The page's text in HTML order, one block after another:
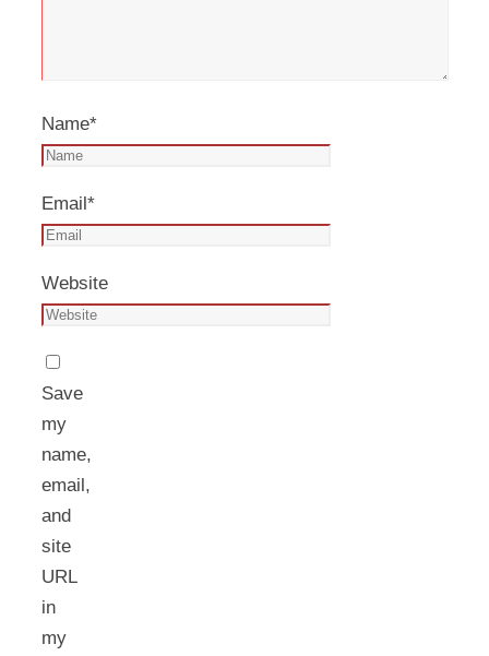
Name*
Email*
Website
Save
my
name,
email,
and
site
URL
in
my